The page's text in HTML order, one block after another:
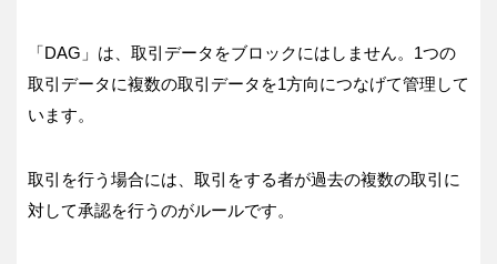
「DAG」は、取引データをブロックにはしません。1つの
取引データに複数の取引データを1方向につなげて管理して
います。
取引を行う場合には、取引をする者が過去の複数の取引に
対して承認を行うのがルールです。